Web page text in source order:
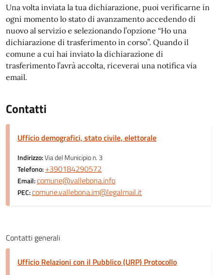
Una volta inviata la tua dichiarazione, puoi verificarne in
ogni momento lo stato di avanzamento accedendo di
nuovo al servizio e selezionando l’opzione “Ho una
dichiarazione di trasferimento in corso”. Quando il
comune a cui hai inviato la dichiarazione di
trasferimento l’avrà accolta, riceverai una notifica via
email.
Contatti
Ufficio demografici, stato civile, elettorale
Indirizzo:Via del Municipio n. 3
Telefono:+390184290572
Email:comune@vallebona.info
PEC:comune.vallebona.im@legalmail.it
Contatti generali
Ufficio Relazioni con il Pubblico (URP) Protocollo